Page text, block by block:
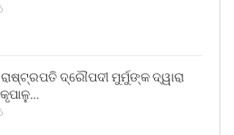
ଦ୍ରୌପଦୀ ମୁର୍ମୁଙ୍କ ଦ୍ୱାରା